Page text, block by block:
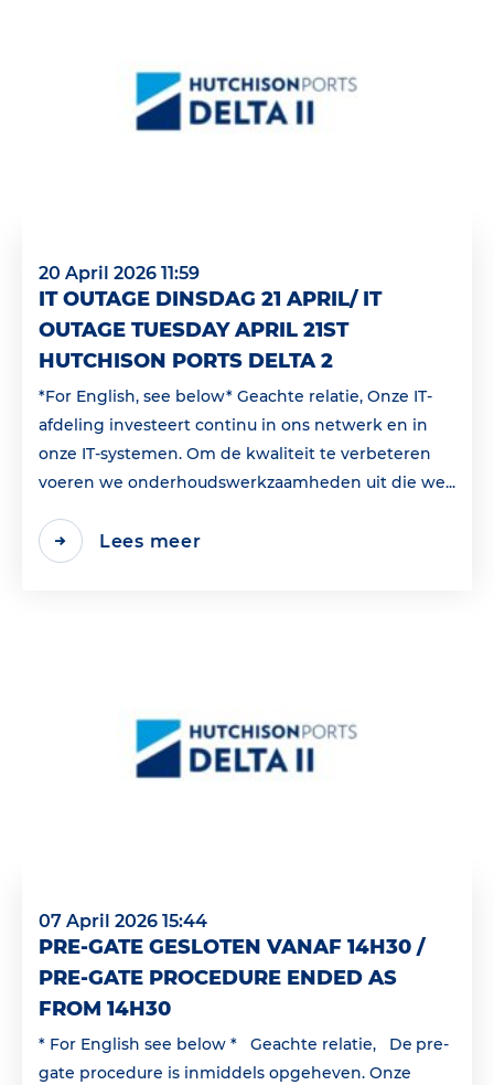
20 April 2026 11:59
IT OUTAGE DINSDAG 21 APRIL/ IT
OUTAGE TUESDAY APRIL 21ST
HUTCHISON PORTS DELTA 2
*For English, see below* Geachte relatie, Onze IT-
afdeling investeert continu in ons netwerk en in
onze IT-systemen. Om de kwaliteit te verbeteren
voeren we onderhoudswerkzaamheden uit die we...
Lees meer
07 April 2026 15:44
PRE-GATE GESLOTEN VANAF 14H30 /
PRE-GATE PROCEDURE ENDED AS
FROM 14H30
* For English see below * Geachte relatie, De pre-
gate procedure is inmiddels opgeheven. Onze